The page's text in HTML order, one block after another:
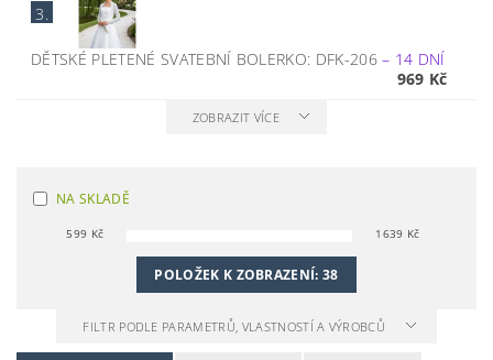
3.
DĚTSKÉ PLETENÉ SVATEBNÍ BOLERKO: DFK-206– 14 DNÍ
969 Kč
ZOBRAZIT VÍCE
NA SKLADĚ
599 Kč 1639 Kč
POLOŽEK K ZOBRAZENÍ:38
FILTR PODLE PARAMETRŮ, VLASTNOSTÍ A VÝROBCŮ